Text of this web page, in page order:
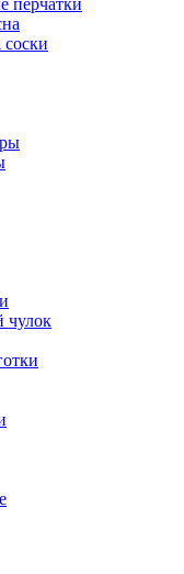
перчатки
чулок